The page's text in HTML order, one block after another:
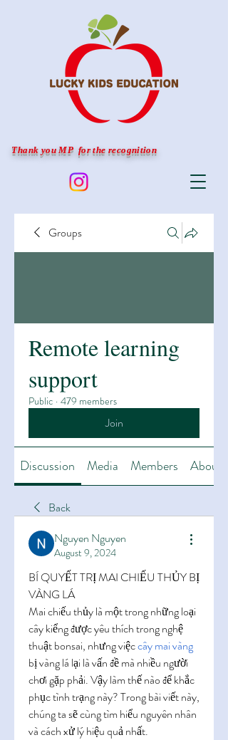
Thank you MP for the recognition
Groups
Remote learning
support
Public · 479 members
Join
Discussion Media Members About
Back
Nguyen Nguyen
August 9, 2024
BÍ QUYẾT TRỊ MAI CHIẾU THỦY BỊ
VÀNG LÁ
Mai chiếu thủy là một trong những loại
cây kiểng được yêu thích trong nghệ
thuật bonsai, nhưng việc cây mai vàng
bị vàng lá lại là vấn đề mà nhiều người
chơi gặp phải. Vậy làm thế nào để khắc
phục tình trạng này? Trong bài viết này,
chúng ta sẽ cùng tìm hiểu nguyên nhân
và cách xử lý hiệu quả nhất.